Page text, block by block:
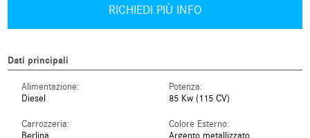
RICHIEDI PIÙ INFO
Dati principali
Alimentazione:
Diesel
Potenza:
85 Kw (115 CV)
Carrozzeria:
Berlina
Colore Esterno:
Argento metallizzato